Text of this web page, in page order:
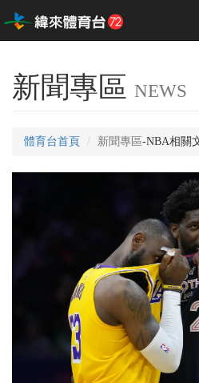
新聞專區 NEWS
體育台首頁 新聞專區-NBA相關